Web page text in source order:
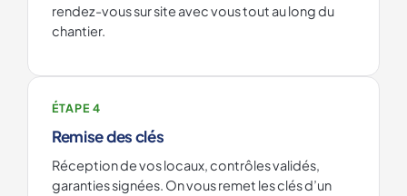
rendez-vous sur site avec vous tout au long du
chantier.
ÉTAPE 4
Remise des clés
Réception de vos locaux, contrôles validés,
garanties signées. On vous remet les clés d’un